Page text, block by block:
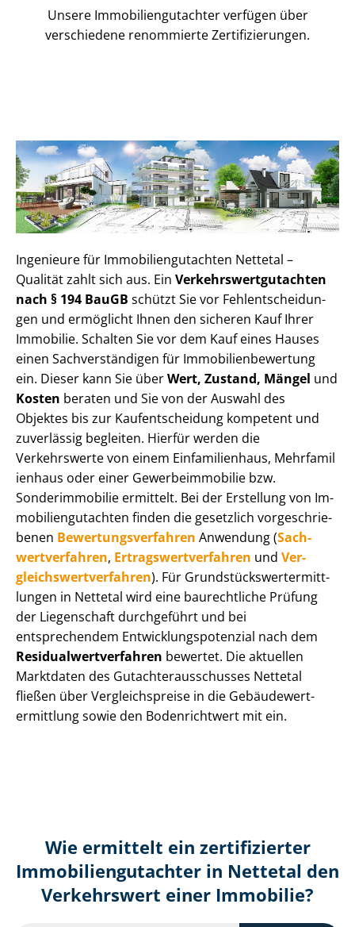
Unsere Immobilien­gutachter verfügen über
verschiedene renommierte Zer­ti­fi­zie­run­gen.
Ingenieure für Im­mo­bi­li­en­gut­ach­ten Nettetal –
Qualität zahlt sich aus. Ein Ver­kehrs­wert­gut­ach­ten
nach § 194 BauGB schützt Sie vor Fehl­ent­schei­dun­
gen und ermöglicht Ihnen den sicheren Kauf Ihrer
Immobilie. Schalten Sie vor dem Kauf eines Hauses
einen Sach­ver­stän­di­gen für Im­mo­bi­li­en­be­wer­tung
ein. Dieser kann Sie überWert, Zustand, Mängel und
Kosten beraten und Sie von der Auswahl des
Objektes bis zur Kauf­ent­schei­dung kompetent und
zuverlässig begleiten. Hierfür werden die
Verkehrswerte von einem Einfamilienhaus, Mehr­fa­mi­l
i­en­haus oder einer Ge­wer­be­im­mo­bi­lie bzw.
Sonderimmobilie ermittelt. Bei der Erstellung von Im­
mo­bi­li­en­gut­ach­ten finden die gesetzlich vor­ge­schrie­
be­nen Be­wer­tungs­ver­fah­ren Anwendung (Sach­
wert­ver­fah­ren, Er­trags­wert­ver­fah­ren und Ver­
gleichs­wert­ver­fah­ren). Für Grund­stücks­wert­ermitt­
lun­gen in Nettetal wird eine baurechtliche Prüfung
der Liegenschaft durchgeführt und bei
entsprechendem Ent­wick­lungs­po­ten­zi­al nach dem
Re­si­du­al­wert­ver­fah­ren bewertet. Die aktuellen
Marktdaten des Gut­ach­ter­aus­schus­ses Nettetal
fließen über Ver­gleichs­prei­se in die Ge­bäu­de­wert­
ermitt­lung sowie den Bodenrichtwert mit ein.
Wie ermittelt ein zertifizierter
Immobilien­gutachter in Nettetal den
Verkehrswert einer Immobilie?